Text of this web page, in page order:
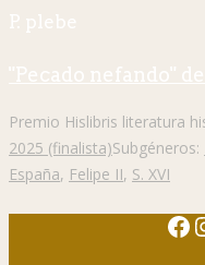
P. plebe
"Pecado nefando"
Premio Hislibris literatura
2025 (finalista)Subgéneros:
España, Felipe II, S. XVI